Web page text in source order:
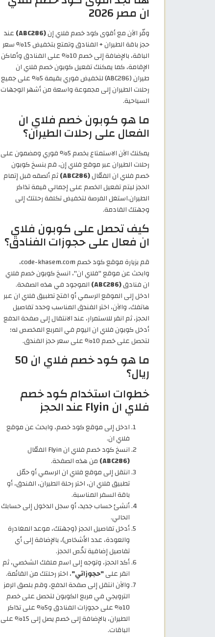
ان مصر 2026
وفّر الآن مع أقوى كود خصم فلاي إن(ABC286)
عند
حجز باقة الطيران + الفنادق وتمتع بتخفيض 15% سعر
الباقة، بالإضافة إلى خصم 10% على الفنادق وأماكن
الإقامة، كما يمكنك تفعيل كوبون خصم فلاي ان
طيران (ABC286) لتخفيض فوري بقيمة 5% على جميع
رحلات الطيران إلى مجموعة واسعة من أشهر الوجهات
السياحية.
ما هو كوبون خصم فلاي ان
الفعال على رحلات الطيران؟
يمكنك الآن الاستمتاع بخصم 5% فوري ومضمون على
رحلات الطيران عبر موقع فلاي إن، قم بنسخ كوبون
خصم فلاي ان الفعّال(ABC286)
ثم ألصقه قبل إتمام
الحجز ليتم تفعيل الخصم على إجمالي قيمة تذاكر
الطيران.استغل الفرصة لتخفيض تكلفة رحلتك إلى
وجهتك القادمة.
كيف تحصل على كوبون فلاي
ان فعال على حجوزات الفنادق؟
قم بزيارة موقع كود خصم code-khasem.com،
وابحث عن موقع "فلاي ان"، انسخ كوبون خصم فلاي
ان فنادق(ABC286)
الموجود في هذه الصفحة.
ادخل إلى الموقع الرسمي أو افتح تطبيق فلاي ان عبر
هاتفك، والآن، اختر الفندق المناسب وحدد تفاصيل
الحجز، ثم انقر للاستمرار، عند الانتقال إلى صفحة الدفع
أدخل كوبون فلاي ان اليوم في المربع المخصص له؛
لتحصل على خصم 10% على سعر حجز الفندق.
ما هو كود خصم فلاي ان 50
ريال؟
خطوات استخدام كود خصم
فلاي ان Flyin عند الحجز
ادخل إلى موقع كود خصم، وابحث عن موقع
فلاي ان.
انسخ كود خصم فلاي ان Flyin الفعّال
(ABC286)
من هذه الصفحة.
انتقل إلى موقع فلاي ان الرسمي أو حمّل
تطبيق فلاي ان، اختر رحلة الطيران، الفندق، أو
باقة السفر المناسبة.
أنشئ حساب جديد، أو سجل الدخول إلى حسابك
الحالي.
أدخل تفاصيل الحجز (وجهتك، موعد المغادرة
والعودة، عدد الأشخاص)، بالإضافة إلى أي
تفاصيل إضافية تخُص الحجز.
أكد الحجز، وتوجه إلى اسم ملفك الشخصي، ثم
انقر على"حجوزاتي"، اختر رحلتك من القائمة.
والآن انتقل إلى صفحة الدفع، وقم بلصق الرمز
الترويجي في مربع الكوبون لتحصل على خصم
10% على حجوزات الفنادق و5% على تذاكر
الطيران، بالإضافة إلى خصم يصل إلى 15% على
الباقات.